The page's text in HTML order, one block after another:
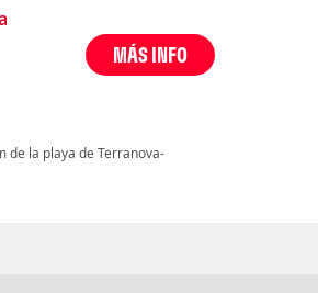
MÁS INFO
de la playa de Terranova-